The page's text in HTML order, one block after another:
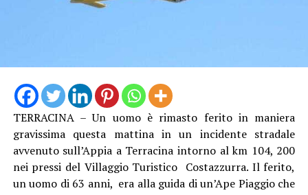
TERRACINA – Un uomo è rimasto ferito in maniera
gravissima questa mattina in un incidente stradale
avvenuto sull’Appia a Terracina intorno al km 104, 200
nei pressi del Villaggio Turistico Costazzurra. Il ferito,
un uomo di 63 anni, era alla guida di un’Ape Piaggio che